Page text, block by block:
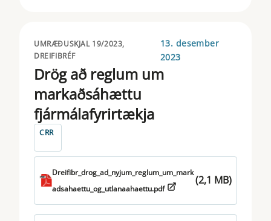
UMRÆÐUSKJAL 19/2023,
DREIFIBRÉF
13. desember
2023
Drög að reglum um
markaðsáhættu
fjármálafyrirtækja
CRR
Dreifibr_drog_ad_nyjum_reglum_um_mark
adsahaettu_og_utlanaahaettu.pdf
(2,1 MB)